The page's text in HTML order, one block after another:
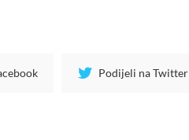
Podijeli na Twitter